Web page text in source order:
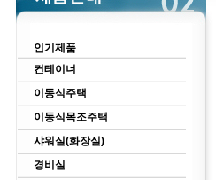
인기제품
컨테이너
이동식주택
이동식목조주택
샤워실(화장실)
경비실